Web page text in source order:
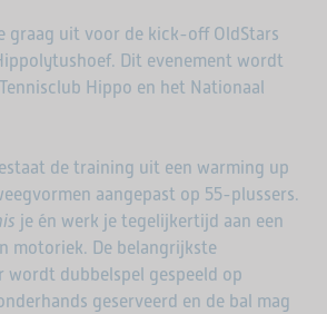
graag uit voor de kick-off OldStars
Dit evenement wordt
Hippo en het Nationaal
de training uit een warming up
aangepast op 55-plussers.
je én werk je tegelijkertijd aan een
motoriek. De belangrijkste
wordt dubbelspel gespeeld op
geserveerd en de bal mag